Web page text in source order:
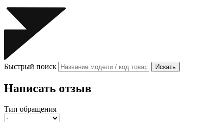
Быстрый поиск Искать
Написать отзыв
Тип обращения